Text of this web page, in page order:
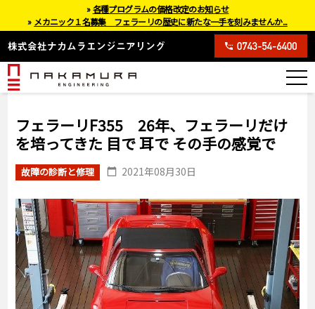
フェラーリF355 26年、フェラーリだけ
を培ってきた 目で 耳で その手の感覚で
故障の診断と修理 2021年08月30日
»各種プログラムの価格改定のお知らせ
» メカニック１名募集 フェラーリの歴史に新たな一手を刻みませんか...